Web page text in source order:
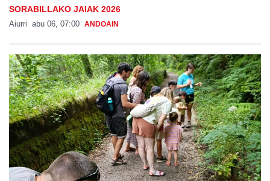
SORABILLAKO JAIAK 2026
Aiurri abu 06, 07:00 ANDOAIN